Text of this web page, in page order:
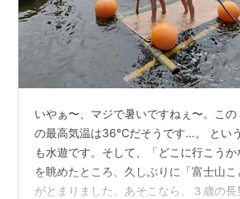
いやぁ〜、マジで暑いですねぇ〜。この
の最高気温は36℃だそうです…。 とい
も水遊です。そして、「どこに行こう
を眺めたところ、久しぶりに「富士山こ
がとまりました。あそこなら、３歳の長